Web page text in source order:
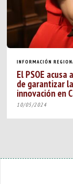
INFORMACIÓN
El PSOE
de garantizar
innovación en
10/05/2024